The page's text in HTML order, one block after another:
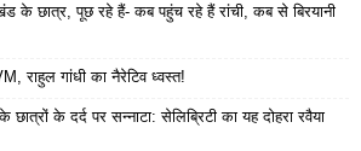
के छात्र, पूछ रहे हैं- कब पहुंच रहे हैं रांची, कब से बिरयानी
राहुल गांधी का नैरेटिव ध्वस्त!
के दर्द पर सन्नाटा: सेलिब्रिटी का यह दोहरा रवैया